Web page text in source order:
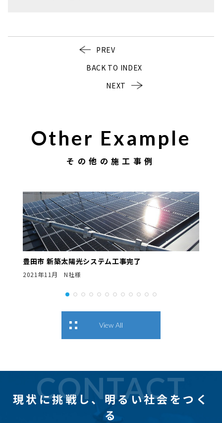
PREV
BACK TO INDEX
NEXT
Other Example
その他の施工事例
事完了
View All
CONTACT
現状に挑戦し、明るい社会をつく
る